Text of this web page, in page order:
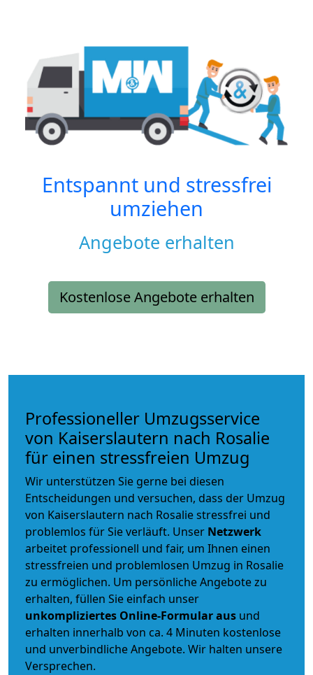
Entspannt und stressfrei
umziehen
Angebote erhalten
Kostenlose Angebote erhalten
Professioneller Umzugsservice
von Kaiserslautern nach Rosalie
für einen stressfreien Umzug
Wir unterstützen Sie gerne bei diesen
Entscheidungen und versuchen, dass der Umzug
von Kaiserslautern nach Rosalie stressfrei und
problemlos für Sie verläuft. Unser Netzwerk
arbeitet professionell und fair, um Ihnen einen
stressfreien und problemlosen Umzug in Rosalie
zu ermöglichen. Um persönliche Angebote zu
erhalten, füllen Sie einfach unser
unkompliziertes Online-Formular aus und
erhalten innerhalb von ca. 4 Minuten kostenlose
und unverbindliche Angebote. Wir halten unsere
Versprechen.